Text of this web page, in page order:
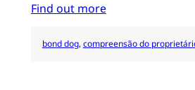
Find out more
bond dog, compreensão do